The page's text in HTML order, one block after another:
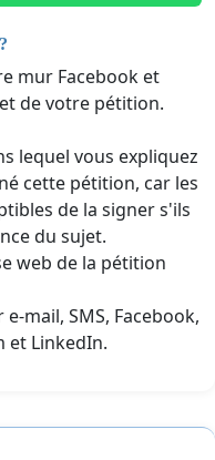
mur Facebook et
de votre pétition.
lequel vous expliquez
cette pétition, car les
de la signer s'ils
du sujet.
web de la pétition
mail, SMS, Facebook,
et LinkedIn.